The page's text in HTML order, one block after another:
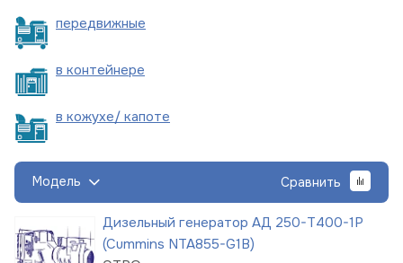
передвижные
в контейнере
в кожухе/ капоте
Модель Сравнить
Дизельный генератор АД 250-Т400-1Р
(Cummins NTA855-G1B)